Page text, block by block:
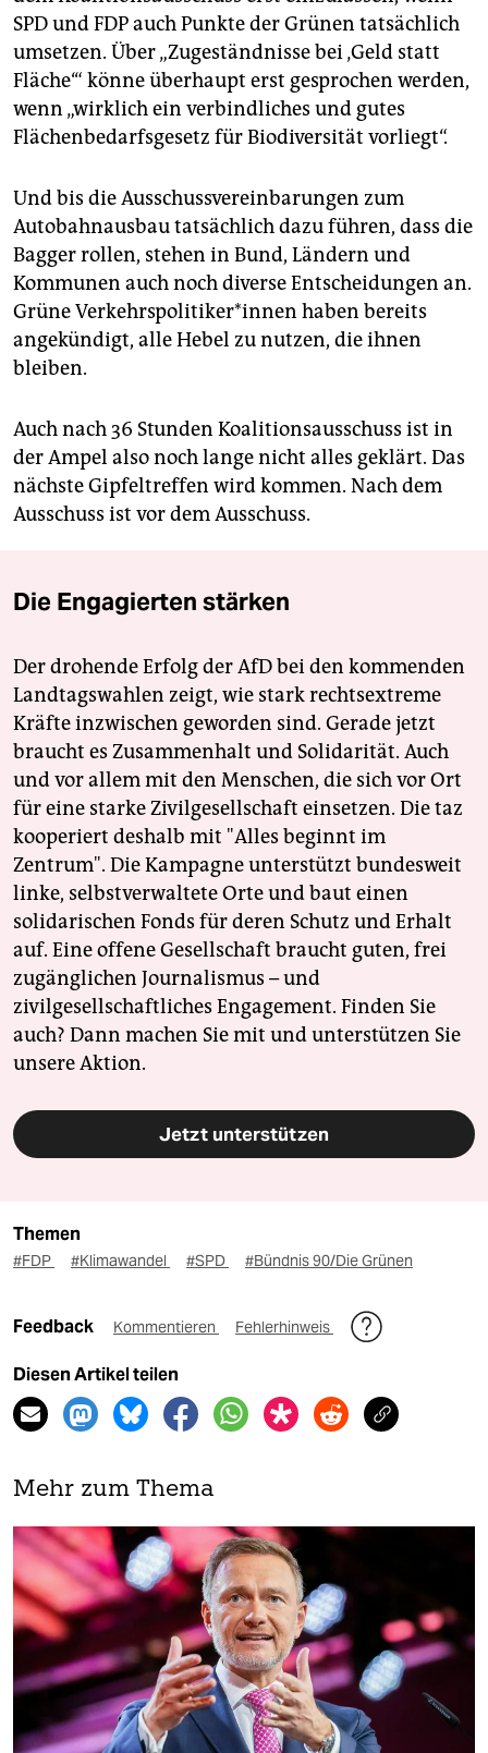
SPD und FDP auch Punkte der Grünen tatsächlich
umsetzen. Über „Zugeständnisse bei ‚Geld statt
Fläche‘“ könne überhaupt erst gesprochen werden,
wenn „wirklich ein verbindliches und gutes
Flächenbedarfsgesetz für Biodiversität vorliegt“.
Und bis die Ausschussvereinbarungen zum
Autobahnausbau tatsächlich dazu führen, dass die
Bagger rollen, stehen in Bund, Ländern und
Kommunen auch noch diverse Entscheidungen an.
Grüne Ver­kehrs­po­li­ti­ke­r*in­nen haben bereits
angekündigt, alle Hebel zu nutzen, die ihnen
bleiben.
Auch nach 36 Stunden Koalitionsausschuss ist in
der Ampel also noch lange nicht alles geklärt. Das
nächste Gipfeltreffen wird kommen. Nach dem
Ausschuss ist vor dem Ausschuss.
Die Engagierten stärken
Der drohende Erfolg der AfD bei den kommenden
Landtagswahlen zeigt, wie stark rechtsextreme
Kräfte inzwischen geworden sind. Gerade jetzt
braucht es Zusammenhalt und Solidarität. Auch
und vor allem mit den Menschen, die sich vor Ort
für eine starke Zivilgesellschaft einsetzen. Die taz
kooperiert deshalb mit "Alles beginnt im
Zentrum". Die Kampagne unterstützt bundesweit
linke, selbstverwaltete Orte und baut einen
solidarischen Fonds für deren Schutz und Erhalt
auf. Eine offene Gesellschaft braucht guten, frei
zugänglichen Journalismus – und
zivilgesellschaftliches Engagement. Finden Sie
auch? Dann machen Sie mit und unterstützen Sie
unsere Aktion.
Jetzt unterstützen
Themen
#FDP #Klimawandel #SPD #Bündnis 90/Die Grünen
Feedback Kommentieren Fehlerhinweis
Diesen Artikel teilen
Mehr zum Thema